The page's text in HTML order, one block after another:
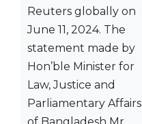
Reuters globally on
June 11, 2024. The
statement made by
Hon’ble Minister for
Law, Justice and
Parliamentary Affairs